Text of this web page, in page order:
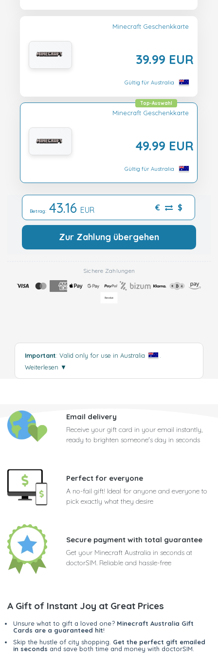
Minecraft Geschenkkarte
39.99 EUR
Gültig für Australia
Minecraft Geschenkkarte
49.99 EUR
Top-Auswahl
Gültig für Australia
Betrag: 43.16 EUR € $
Zur Zahlung übergehen
Sichere Zahlungen
Important: Valid only for use in Australia
Weiterlesen ▼
Email delivery
Receive your gift card in your email instantly,
ready to brighten someone's day in seconds
Perfect for everyone
A no-fail gift! Ideal for anyone and everyone to
pick exactly what they desire
Secure payment with total guarantee
Get your Minecraft Australia in seconds at
doctorSIM. Reliable and hassle-free
A Gift of Instant Joy at Great Prices
Unsure what to gift a loved one? Minecraft Australia Gift
Cards are a guaranteed hit!
Skip the hustle of city shopping. Get the perfect gift emailed
in seconds and save both time and money with doctorSIM.